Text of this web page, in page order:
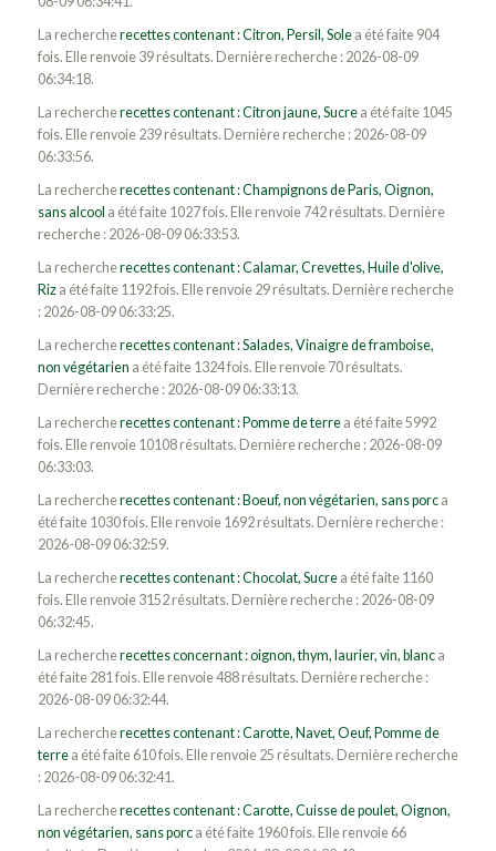
La rechercherecettes contenant : Citron, Persil, Solea été faite 904
fois. Elle renvoie 39 résultats. Dernière recherche : 2026-08-09
06:34:18.
La rechercherecettes contenant : Citron jaune, Sucrea été faite 1045
fois. Elle renvoie 239 résultats. Dernière recherche : 2026-08-09
06:33:56.
La rechercherecettes contenant : Champignons de Paris, Oignon,
sans alcool a été faite 1027 fois. Elle renvoie 742 résultats. Dernière
recherche : 2026-08-09 06:33:53.
La rechercherecettes contenant : Calamar, Crevettes, Huile d'olive,
Riza été faite 1192 fois. Elle renvoie 29 résultats. Dernière recherche
: 2026-08-09 06:33:25.
La rechercherecettes contenant : Salades, Vinaigre de framboise,
non végétarien a été faite 1324 fois. Elle renvoie 70 résultats.
Dernière recherche : 2026-08-09 06:33:13.
La rechercherecettes contenant : Pomme de terrea été faite 5992
fois. Elle renvoie 10108 résultats. Dernière recherche : 2026-08-09
06:33:03.
La rechercherecettes contenant : Boeuf, non végétarien, sans porca
été faite 1030 fois. Elle renvoie 1692 résultats. Dernière recherche :
2026-08-09 06:32:59.
La rechercherecettes contenant : Chocolat, Sucrea été faite 1160
fois. Elle renvoie 3152 résultats. Dernière recherche : 2026-08-09
06:32:45.
La rechercherecettes concernant : oignon, thym, laurier, vin, blanca
été faite 281 fois. Elle renvoie 488 résultats. Dernière recherche :
2026-08-09 06:32:44.
La rechercherecettes contenant : Carotte, Navet, Oeuf, Pomme de
terrea été faite 610 fois. Elle renvoie 25 résultats. Dernière recherche
: 2026-08-09 06:32:41.
La rechercherecettes contenant : Carotte, Cuisse de poulet, Oignon,
non végétarien, sans porca été faite 1960 fois. Elle renvoie 66